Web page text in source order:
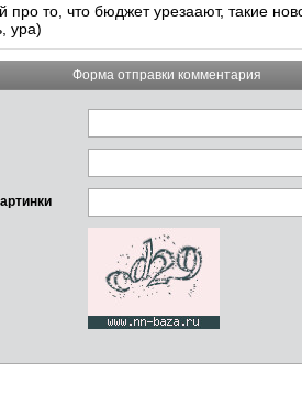
про то, что бюджет урезаают, такие
ура)
Форма отправки комментария